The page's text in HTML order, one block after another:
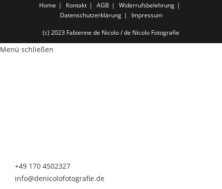
Home Kontakt AGB
Widerrufsbelehrung
Datenschutzerklärung
Impressum
(c) 2023 Fabienne de Nicolo / de Nicolo Fotografie
Menü schließen
+49 170 4502327
info@denicolofotografie.de